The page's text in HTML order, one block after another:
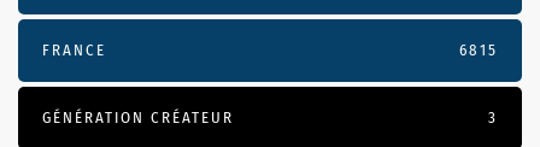
FRANCE 6815
GÉNÉRATION CRÉATEUR 3